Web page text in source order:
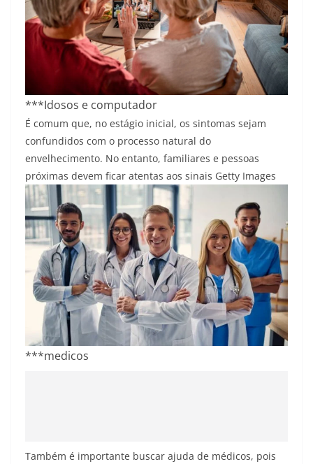
***Idosos e computador
É comum que, no estágio inicial, os sintomas sejam
confundidos com o processo natural do
envelhecimento. No entanto, familiares e pessoas
próximas devem ficar atentas aos sinais Getty Images
***medicos
Também é importante buscar ajuda de médicos, pois